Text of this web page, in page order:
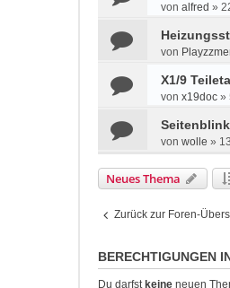
von alfred »
von
X1/9
von x19doc »
von wolle »
Neues Thema
Zurück zur Foren-
BERECHTIGUNGEN
Du darfst keine neuen